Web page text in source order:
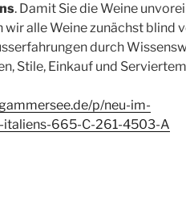
. Damit Sie die Weine
alle Weine zunächst blind
durch
Stile, Einkauf und
p/neu-im-
665-C-261-4503-A